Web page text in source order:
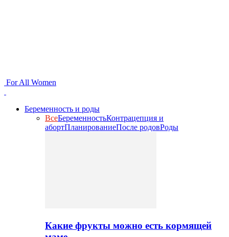
For All Women
Беременность и роды
ВсеБеременностьКонтрацепция и
абортПланированиеПосле родовРоды
Какие фрукты можно есть кормящей